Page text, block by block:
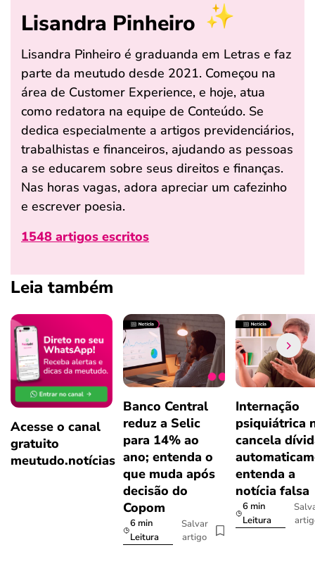
Lisandra Pinheiro
Lisandra Pinheiro é graduanda em Letras e faz
parte da meutudo desde 2021. Começou na
área de Customer Experience, e hoje, atua
como redatora na equipe de Conteúdo. Se
dedica especialmente a artigos previdenciários,
trabalhistas e financeiros, ajudando as pessoas
a se educarem sobre seus direitos e finanças.
Nas horas vagas, adora apreciar um cafezinho
e escrever poesia.
1548 artigos escritos
Leia também
Acesse o canal
gratuito
meutudo.notícias
Banco Central
reduz a Selic
para 14% ao
ano; entenda o
que muda após
decisão do
Copom
6 min
Leitura
Salvar
artigo
Internação
psiquiátrica
cancela
entenda a
notícia falsa
6 min
Leitura